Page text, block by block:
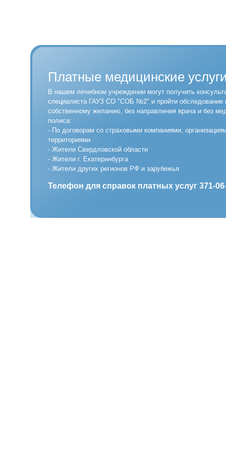
Платные медицинские
В нашем лечебном учреждении могут получить
специалиста ГАУЗ СО "СОБ №2" и пройти обследование
собственному желанию, без направления врача и без
полиса:
- По договорам со страховыми компаниями,
территориями
- Жители Свердловской области
- Жители г. Екатеринбурга
- Жители других регионов РФ и зарубежья
Телефон для справок платных услуг 371-